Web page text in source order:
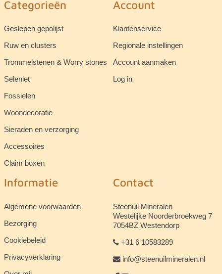
Categorieën
Geslepen gepolijst
Ruw en clusters
Trommelstenen & Worry stones
Seleniet
Fossielen
Woondecoratie
Sieraden en verzorging
Accessoires
Claim boxen
Account
Klantenservice
Regionale instellingen
Account aanmaken
Log in
Informatie
Algemene voorwaarden
Bezorging
Cookiebeleid
Privacyverklaring
Contact
Steenuil Mineralen
Westelijke Noorderbroekweg 7
7054BZ Westendorp
+31 6 10583289
info@steenuilmineralen.nl